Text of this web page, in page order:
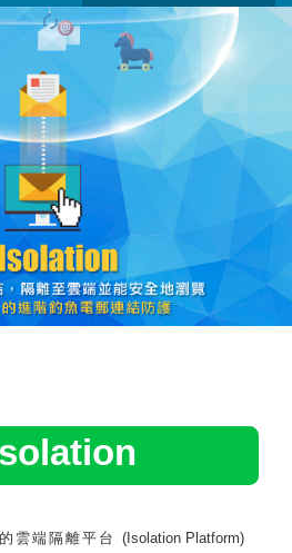
雲端隔離平台 (Isolation Platform)